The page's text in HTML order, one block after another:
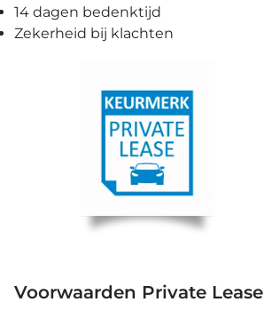
14 dagen bedenktijd
Zekerheid bij klachten
Voorwaarden Private Lease